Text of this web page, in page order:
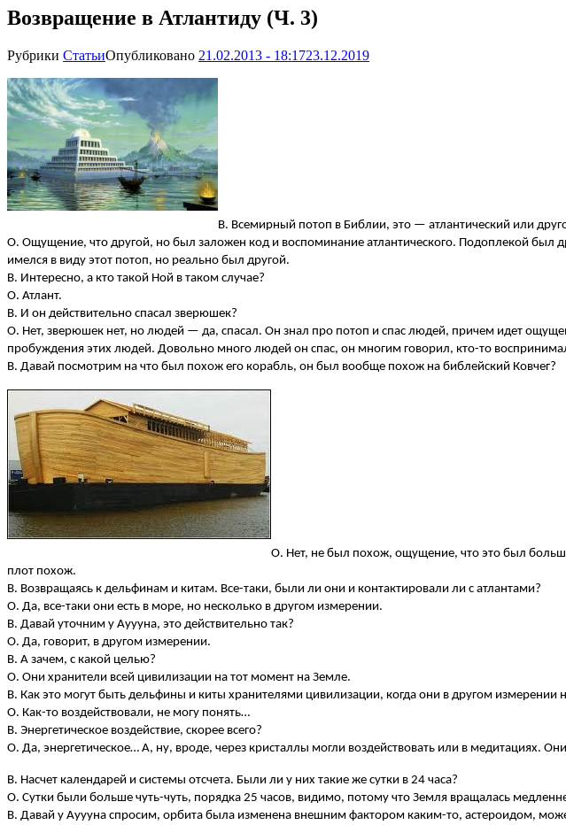
Возвращение в Атлантиду (Ч. 3)
Рубрики СтатьиОпубликовано 21.02.2013 - 18:1723.12.2019
В. Всемирный потоп в Библии, это — атлантический или
О. Ощущение, что другой, но был заложен код и воспоминание атлантического. Подоплекой
имелся в виду этот потоп, но реально был другой.
В. Интересно, а кто такой Ной в таком случае?
О. Атлант.
В. И он действительно спасал зверюшек?
О. Нет, зверюшек нет, но людей — да, спасал. Он знал про потоп и спас людей, причем идет
пробуждения этих людей. Довольно много людей он спас, он многим говорил, кто-то
В. Давай посмотрим на что был похож его корабль, он был вообще похож на библейский Ковчег?
О. Нет, не был похож, ощущение, что это был
плот похож.
В. Возвращаясь к дельфинам и китам. Все-таки, были ли они и контактировали ли с атлантами?
О. Да, все-таки они есть в море, но несколько в другом измерении.
В. Давай уточним у Ауууна, это действительно так?
О. Да, говорит, в другом измерении.
В. А зачем, с какой целью?
О. Они хранители всей цивилизации на тот момент на Земле.
В. Как это могут быть дельфины и киты хранителями цивилизации, когда они в другом измерении
О. Как-то воздействовали, не могу понять…
В. Энергетическое воздействие, скорее всего?
О. Да, энергетическое… А, ну, вроде, через кристаллы могли воздействовать или в медитациях.
В. Насчет календарей и системы отсчета. Были ли у них такие же сутки в 24 часа?
О. Сутки были больше чуть-чуть, порядка 25 часов, видимо, потому что Земля вращалась
В. Давай у Ауууна спросим, орбита была изменена внешним фактором каким-то, астероидом,